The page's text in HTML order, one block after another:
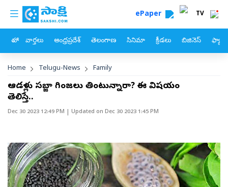
Skip to main content
custom menu ePaper TV
హోం వార్తలు ఆంధ్రప్రదేశ్ తెలంగాణ సినిమా క్రీడలు బిజినెస్
Breadcrumb
Home Telugu-News Family
ఆడవాళ్లు సబ్జా గింజలు తింటున్నారా? ఈ విషయం
తెలిస్తే..
Dec 30 2023 12:49 PM | Updated on Dec 30 2023 1:45 PM